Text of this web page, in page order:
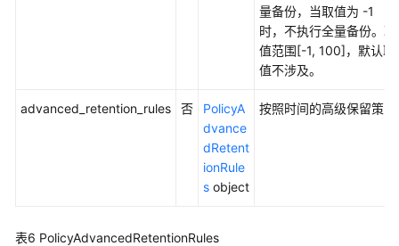
量备份，当取值为 -1
时，不执行全量备份。取
值范围[-1, 100]，默认取
值不涉及。
advanced_retention_rules 否
PolicyA
dvance
dRetent
ionRule
s object
按照时间的高级保留策略
表6 PolicyAdvancedRetentionRules